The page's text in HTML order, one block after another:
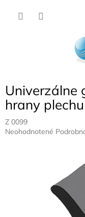
Univerzálne
hrany
Z 0099
Priemerné
Neohodnotené